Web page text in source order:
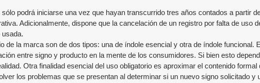
podrá iniciarse una vez que hayan transcurrido tres años contados a partir
Adicionalmente, dispone que la cancelación de un registro por falta de
de la marca son de dos tipos: una de índole esencial y otra de índole
entre signo y producto en la mente de los consumidores. Si bien esto
Otra finalidad esencial del uso obligatorio es aproximar el contenido
los problemas que se presentan al determinar si un nuevo signo solicitado